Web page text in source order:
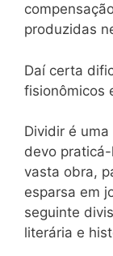
produzidas
Daí certa
fisionômicos
Dividir é
devo
vasta obra,
esparsa em
seguinte
literária e